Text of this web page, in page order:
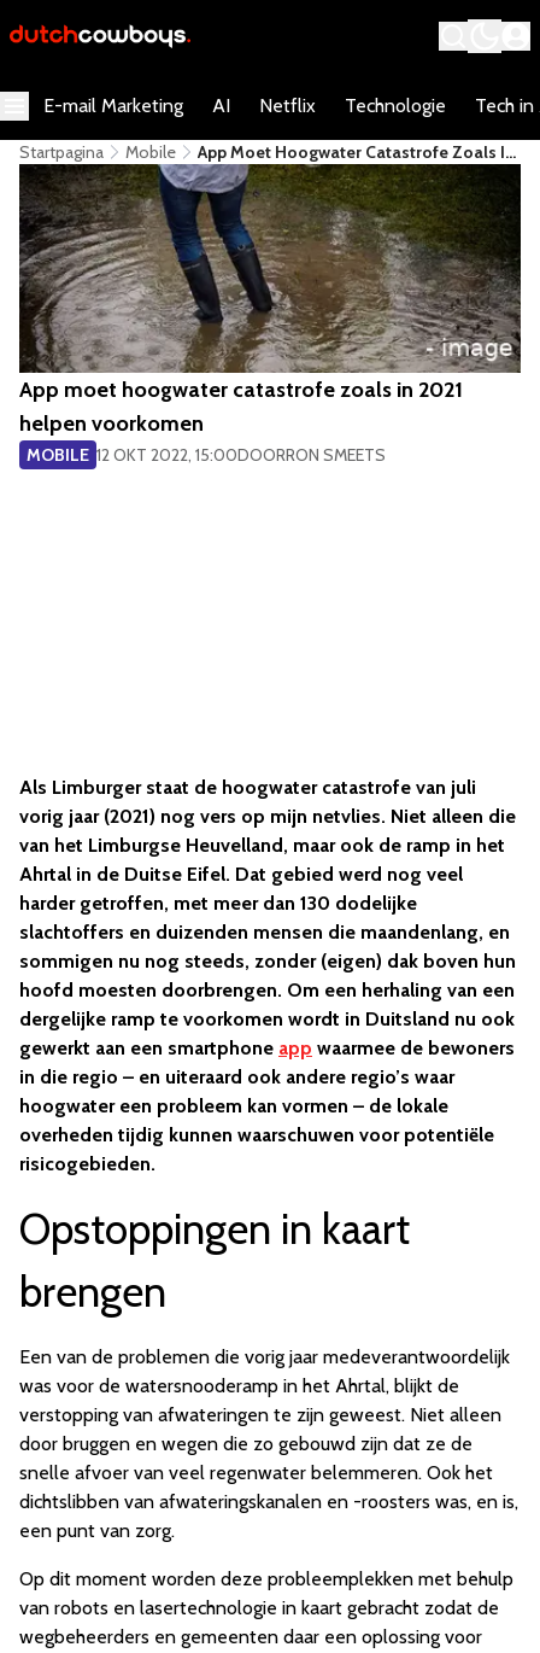
E-mail Marketing AI Netflix Technologie Tech in
Startpagina Mobile
App Moet Hoogwater Catastrofe Zoals In
2021 Helpen Voorkomen
App moet hoogwater catastrofe zoals in 2021
helpen voorkomen
MOBILE 12 OKT 2022, 15:00DOORRON SMEETS
Als Limburger staat de hoogwater catastrofe van juli
vorig jaar (2021) nog vers op mijn netvlies. Niet alleen die
van het Limburgse Heuvelland, maar ook de ramp in het
Ahrtal in de Duitse Eifel. Dat gebied werd nog veel
harder getroffen, met meer dan 130 dodelijke
slachtoffers en duizenden mensen die maandenlang, en
sommigen nu nog steeds, zonder (eigen) dak boven hun
hoofd moesten doorbrengen. Om een herhaling van een
dergelijke ramp te voorkomen wordt in Duitsland nu ook
gewerkt aan een smartphone app waarmee de bewoners
in die regio – en uiteraard ook andere regio’s waar
hoogwater een probleem kan vormen – de lokale
overheden tijdig kunnen waarschuwen voor potentiële
risicogebieden.
Opstoppingen in kaart
brengen
Een van de problemen die vorig jaar medeverantwoordelijk
was voor de watersnooderamp in het Ahrtal, blijkt de
verstopping van afwateringen te zijn geweest. Niet alleen
door bruggen en wegen die zo gebouwd zijn dat ze de
snelle afvoer van veel regenwater belemmeren. Ook het
dichtslibben van afwateringskanalen en -roosters was, en is,
een punt van zorg.
Op dit moment worden deze probleemplekken met behulp
van robots en lasertechnologie in kaart gebracht zodat de
wegbeheerders en gemeenten daar een oplossing voor